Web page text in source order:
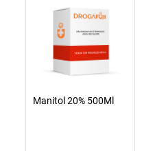
Manitol 20% 500Ml